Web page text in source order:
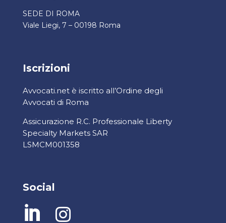
SEDE DI ROMA
Viale Liegi, 7 – 00198 Roma
Iscrizioni
Avvocati.net è iscritto all’Ordine degli
Avvocati di Roma
Assicurazione R.C. Professionale Liberty
Specialty Markets SAR
LSMCM001358
Social
 